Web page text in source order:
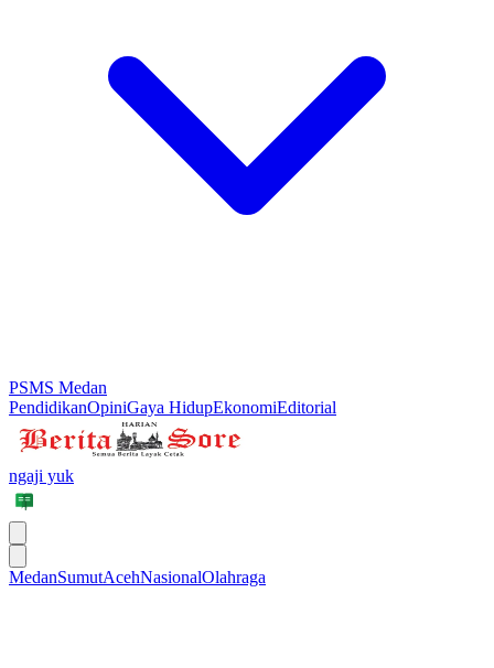
PSMS Medan
PendidikanOpiniGaya HidupEkonomiEditorial
ngaji yuk
MedanSumutAcehNasionalOlahraga